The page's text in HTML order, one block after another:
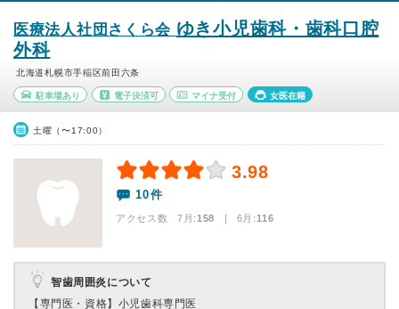
医療法人社団さくら会 ゆき小児歯科・歯科口腔
外科
北海道札幌市手稲区前田六条
駐車場あり 電子決済可 マイナ受付 女医在籍
土曜（〜17:00）
3.98
10件
アクセス数 7月:158 | 6月:116
智歯周囲炎について
【専門医・資格】 小児歯科専門医